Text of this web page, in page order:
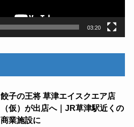
03:20
餃子の王将 草津エイスクエア店
（仮）が出店へ｜JR草津駅近くの
商業施設に